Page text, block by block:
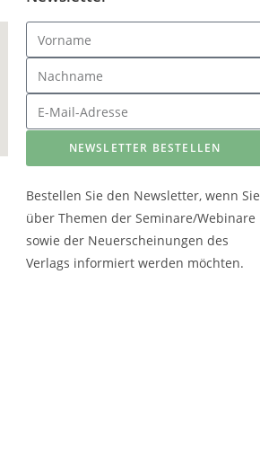
NEWSLETTER BESTELLEN
Bestellen Sie den Newsletter, wenn Sie
über Themen der Seminare/Webinare
sowie der Neuerscheinungen des
Verlags informiert werden möchten.